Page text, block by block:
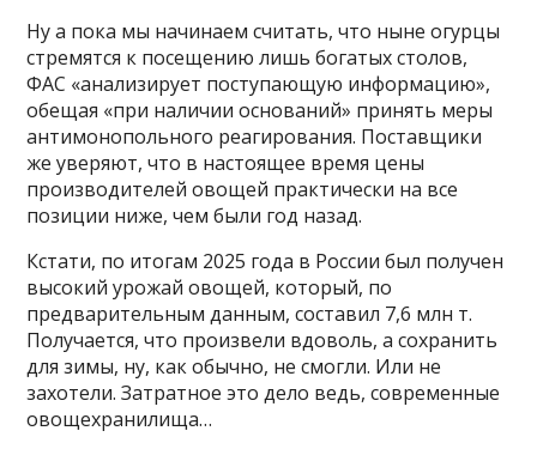
Ну а пока мы начинаем считать, что ныне огурцы
стремятся к посещению лишь богатых столов,
ФАС «анализирует поступающую информацию»,
обещая «при наличии оснований» принять меры
антимонопольного реагирования. Поставщики
же уверяют, что в настоящее время цены
производителей овощей практически на все
позиции ниже, чем были год назад.
Кстати, по итогам 2025 года в России был получен
высокий урожай овощей, который, по
предварительным данным, составил 7,6 млн т.
Получается, что произвели вдоволь, а сохранить
для зимы, ну, как обычно, не смогли. Или не
захотели. Затратное это дело ведь, современные
овощехранилища…